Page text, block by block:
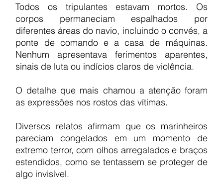
Todos os tripulantes estavam mortos. Os
corpos permaneciam espalhados por
diferentes áreas do navio, incluindo o convés, a
ponte de comando e a casa de máquinas.
Nenhum apresentava ferimentos aparentes,
sinais de luta ou indícios claros de violência.
O detalhe que mais chamou a atenção foram
as expressões nos rostos das vítimas.
Diversos relatos afirmam que os marinheiros
pareciam congelados em um momento de
extremo terror, com olhos arregalados e braços
estendidos, como se tentassem se proteger de
algo invisível.